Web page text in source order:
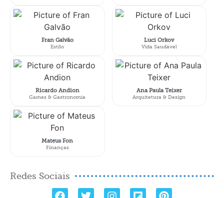
Fran Galvão
Estilo
Ricardo Andion
Games & Gastronomia
Mateus Fon
Finanças
Luci Orkov
Vida Saudável
Ana Paula Teixer
Arquitetura & Design
Redes Sociais